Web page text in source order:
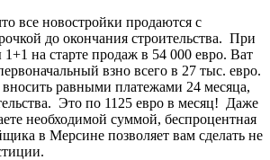
все новостройки продаются с
до окончания строительства. При
на старте продаж в 54 000 евро. Ват
взно всего в 27 тыс. евро.
равными платежами 24 месяца,
Это по 1125 евро в месяц! Даже
необходимой суммой, беспроцентная
в Мерсине позволяет вам сделать не